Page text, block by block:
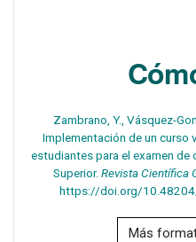
Zambrano, Y., Vásquez-
Implementación de un curso
estudiantes para el examen
Superior. Revista Científica
https://doi.org/
Más